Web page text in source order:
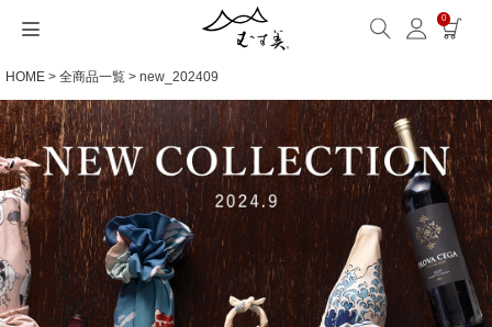
0
HOME 全商品一覧 new_202409
サイズから選ぶ
サイズ一覧
Sサイズ(約45～50cm)
Mサイズ(約68～70cm)
Lサイズ(約90～120cm)
ギフトシーンから選ぶ
ギフトシーン一覧
内祝い
婚礼・引出物
卒入学・就職祝い
シーンから選ぶ
シーン一覧
毎日使うもの
お買い物
旅行
素材から選ぶ
撥水加工
綿(コットン)
ポリエステル
リネン
シリーズ名から選ぶ
全てのシリーズ
アクアドロップ(撥水)
ミナ ペルホネン
ひめむすび(Adeline Klam)
ふくさ・念珠入れ
はんかち・手ぬぐい
ふろしき書籍
名入れ・ラッピング
名入れ・記念品
無料ラッピング
紙箱・木箱
発送・お問い合わせ
送料・お支払い方法
海外発送の方（English）
よくあるご質問
お問い合わせ
包み方・お手入れ
洗濯・お手入れ
包み方・使い方
ワークショップ案内
ブログ・特集
読みもの(ブログ)
特集
キャンペーン情報
読みもの(ブログ)
読みもの一覧
一升餅におすすめ
ストール巻き方
洋服カバー
特集
特集一覧
ECOバッグ 100cm
ECOバッグ 70cm
OUTDOOR
むす美とは
About us
お取引をご希望の方